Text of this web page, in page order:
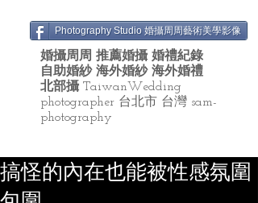
Photography Studio 婚攝周周藝術美學影像
婚攝周周 推薦婚攝 婚禮紀錄
自助婚紗 海外婚紗 海外婚禮
北部攝 TaiwanWedding
photographer 台北市 台灣 sam-
photography
搞怪的內在也能被性感氛圍